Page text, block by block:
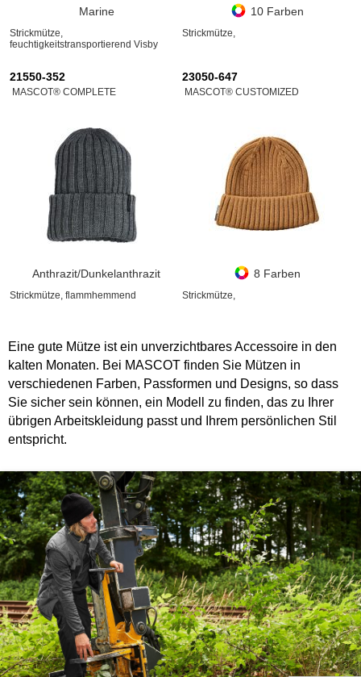
Marine
Strickmütze,
feuchtigkeitstransportierend Visby
10 Farben
Strickmütze,
21550-352
MASCOT® COMPLETE
Anthrazit/Dunkelanthrazit
Strickmütze, flammhemmend
23050-647
MASCOT® CUSTOMIZED
8 Farben
Strickmütze,
Eine gute Mütze ist ein unverzichtbares Accessoire in den
kalten Monaten. Bei MASCOT finden Sie Mützen in
verschiedenen Farben, Passformen und Designs, so dass
Sie sicher sein können, ein Modell zu finden, das zu Ihrer
übrigen Arbeitskleidung passt und Ihrem persönlichen Stil
entspricht.